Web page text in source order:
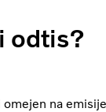
odtis?
na